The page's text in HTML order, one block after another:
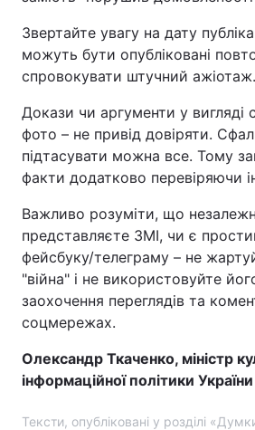
Звертайте увагу на дату
можуть бути опубліковані
спровокувати штучний ажіотаж.
Докази чи аргументи у вигляді
фото – не привід довіряти.
підтасувати можна все. Тому
факти додатково перевіряючи
Важливо розуміти, що
представляєте ЗМІ, чи є
фейсбуку/телеграму – не
"війна" і не використовуйте
заохочення переглядів та
соцмережах.
Олександр Ткаченко, міністр
інформаційної політики України
Тексти, опубліковані у розділі